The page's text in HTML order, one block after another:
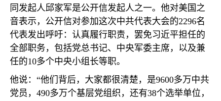
同发起人邱家军是公开信发起人之一。他对美国之
音表示，公开信对参加这次中共代表大会的2296名
代表发出呼吁：认真履行职责，罢免习近平担任的
全部职务，包括党总书记、中央军委主席，以及兼
任的10多个中央小组长等职。
他说：“他们背后，大家都很清楚，是9600多万中共
党员， 490多万个基层党组织，还有38个选举单位，